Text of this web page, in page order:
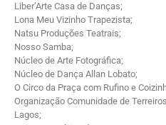
Liber’Arte Casa de Danças;
Lona Meu Vizinho Trapezista;
Natsu Produções Teatrais;
Nosso Samba;
Núcleo de Arte Fotográfica;
Núcleo de Dança Allan Lobato;
O Circo da Praça com Rufino e
Organização Comunidade de
Lagos;